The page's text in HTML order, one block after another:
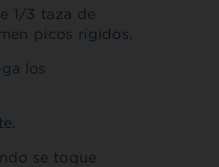
1/3 taza de
picos rígidos.
los
se toque